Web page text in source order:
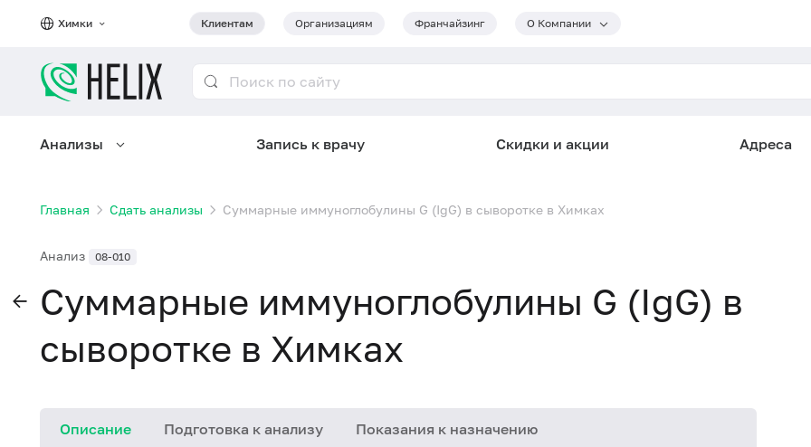
Химки Клиентам Организациям Франчайзинг О Компании
Анализы Запись к врачу Скидки и акции Адреса
Главная Сдать анализы Суммарные иммуноглобулины G (IgG) в сыворотке в Химках
Анализ 08-010
Суммарные иммуноглобулины G (IgG) в
сыворотке в Химках
Описание Подготовка к анализу Показания к назначению